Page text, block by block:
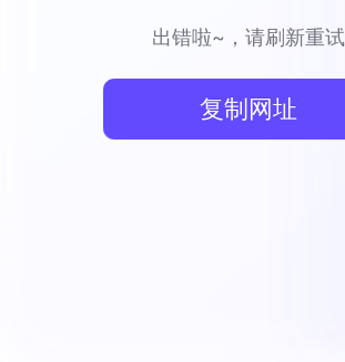
出错啦~，请刷新重试
复制网址